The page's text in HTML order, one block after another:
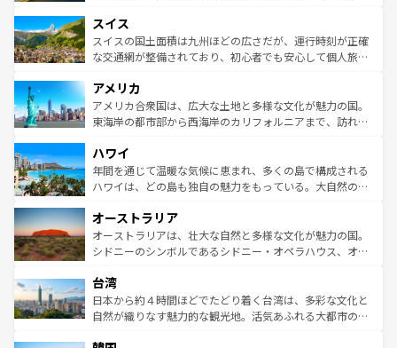
れる地方に足を運ぶとそれぞれで全く異なる文化を体験で
きるだろう。 なお、新着のフランス情報はコンテンツ一覧
を参照してほしい。
は、お酒好きな人にはぜひ体験してほしい。 なお、新着の
ドイツ情報はコンテンツ一覧を参照してほしい。
リアごとに異なる魅力がある。また、優雅なアフタヌーン
ティー、ビール好きにはたまらない英国パブ、サッカー観
戦など、本場だからこそできる体験も豊富。イギリスを旅
ンツ一覧を参照してほしい。
スイス
スイスの国土面積は九州ほどの広さだが、運行時刻が正確
な交通網が整備されており、初心者でも安心して個人旅行
の建物がそのまま残る町や、スイスならではのユニークな
博物館もあり、アルプス観光だけでなく町歩きも満喫する
ことができる。国民の所得が高いため物価も高いが、旅行
ば市内交通費無料で観光を楽しむこともできる。 なお、新
着のスイス情報はコンテンツ一覧 を参照してほしい。
アメリカ
アメリカ合衆国は、広大な土地と多様な文化が魅力の国。
東海岸の都市部から西海岸のカリフォルニアまで、訪れる
のような巨大都市は、観光、ショッピング、エンターテイ
ンメントが詰まった刺激的なスポットだ。一方、アメリカ
西部には大自然が広がり、グランドキャニオンやイエロー
部のニューオーリンズでは、音楽と美食が融合した独特の
文化が魅力。旅行者はアメリカの各地域で異なる魅力を楽
しみながら、その多様性と豊かな歴史を感じることができ
ならではの贅沢な旅のスタイルだ。 なお、新着のアメリカ
情報はコンテンツ一覧を参照してほしい。
ハワイ
年間を通じて温暖な気候に恵まれ、多くの島で構成される
ハワイは、どの島も独自の魅力をもっている。大自然の神
ワイ島は見逃せない。また、定番の観光地といえばオアフ
島だが、静かな自然を求めるならマウイ島やカウアイ島が
おすすめ。エメラルドグリーンに輝く海をはじめ、豊かな
れるおもてなしの心で訪れる人々を迎えてくれるハワイの
人々、おいしいローカルフードやハワイアンミュージッ
ク、伝統的なフラダンスなど、すべてがハワイの魅力を彩
オーストラリア
オーストラリアは、壮大な自然と多様な文化が魅力の国。
シドニーのシンボルであるシドニー・オペラハウス、オー
リアリーフや大陸中央部にそびえるウルル（エアーズロッ
ク）、タスマニアの美しい原生林やケアンズの熱帯雨林な
ど、見どころがたくさん。また、カフェやワイン、オージ
台湾
日本から約４時間ほどでたどり着く台湾は、多彩な文化と
自然が織りなす魅力的な観光地。活気あふれる大都市の台